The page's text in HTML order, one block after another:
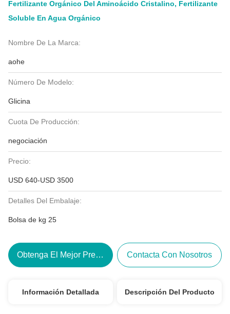
Fertilizante Orgánico Del Aminoácido Cristalino, Fertilizante
Soluble En Agua Orgánico
Nombre De La Marca:
aohe
Número De Modelo:
Glicina
Cuota De Producción:
negociación
Precio:
USD 640-USD 3500
Detalles Del Embalaje:
Bolsa de kg 25
Obtenga El Mejor Precio Contacta Con Nosotros
Información Detallada Descripción Del Producto